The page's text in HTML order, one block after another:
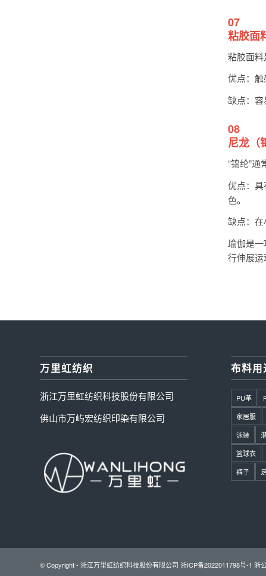
07
粘胶面
粘胶面料
优点：
缺点：容
08
尼龙（
“锦纶”
优点：
色。
缺点：
瑜伽是
行伸展运
万里虹纺织
浙江万里虹纺织科技股份有限公司
佛山市万屿宏纺织印染有限公司
布料用
PU革
家居服
泳装
篮球衣
裤子
© Copyright - 浙江万里虹纺织科技股份有限公司 浙ICP备2022011798号-1 浙